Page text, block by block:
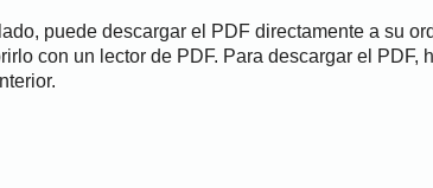
puede descargar el PDF directamente a su
con un lector de PDF. Para descargar el PDF,